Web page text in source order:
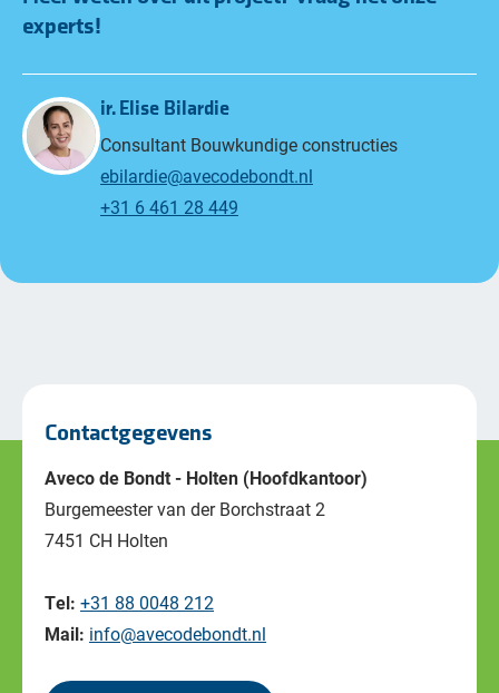
experts!
ir. Elise Bilardie
Consultant Bouwkundige constructies
ebilardie@avecodebondt.nl
+31 6 461 28 449
Contactgegevens
Aveco de Bondt - Holten (Hoofdkantoor)
Burgemeester van der Borchstraat 2
7451 CH Holten
Tel: +31 88 0048 212
Mail: info@avecodebondt.nl